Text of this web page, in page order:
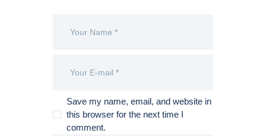
Save my name, email, and website in
this browser for the next time I
comment.